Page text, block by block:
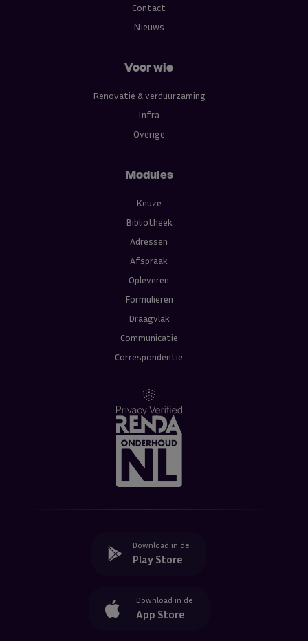
Contact
Nieuws
Voor wie
Renovatie & verduurzaming
Infra
Overige
Modules
Keuze
Bibliotheek
Adressen
Afspraak
Opleveren
Formulieren
Draagvlak
Communicatie
Correspondentie
Download in de
Play Store
Download in de
App Store